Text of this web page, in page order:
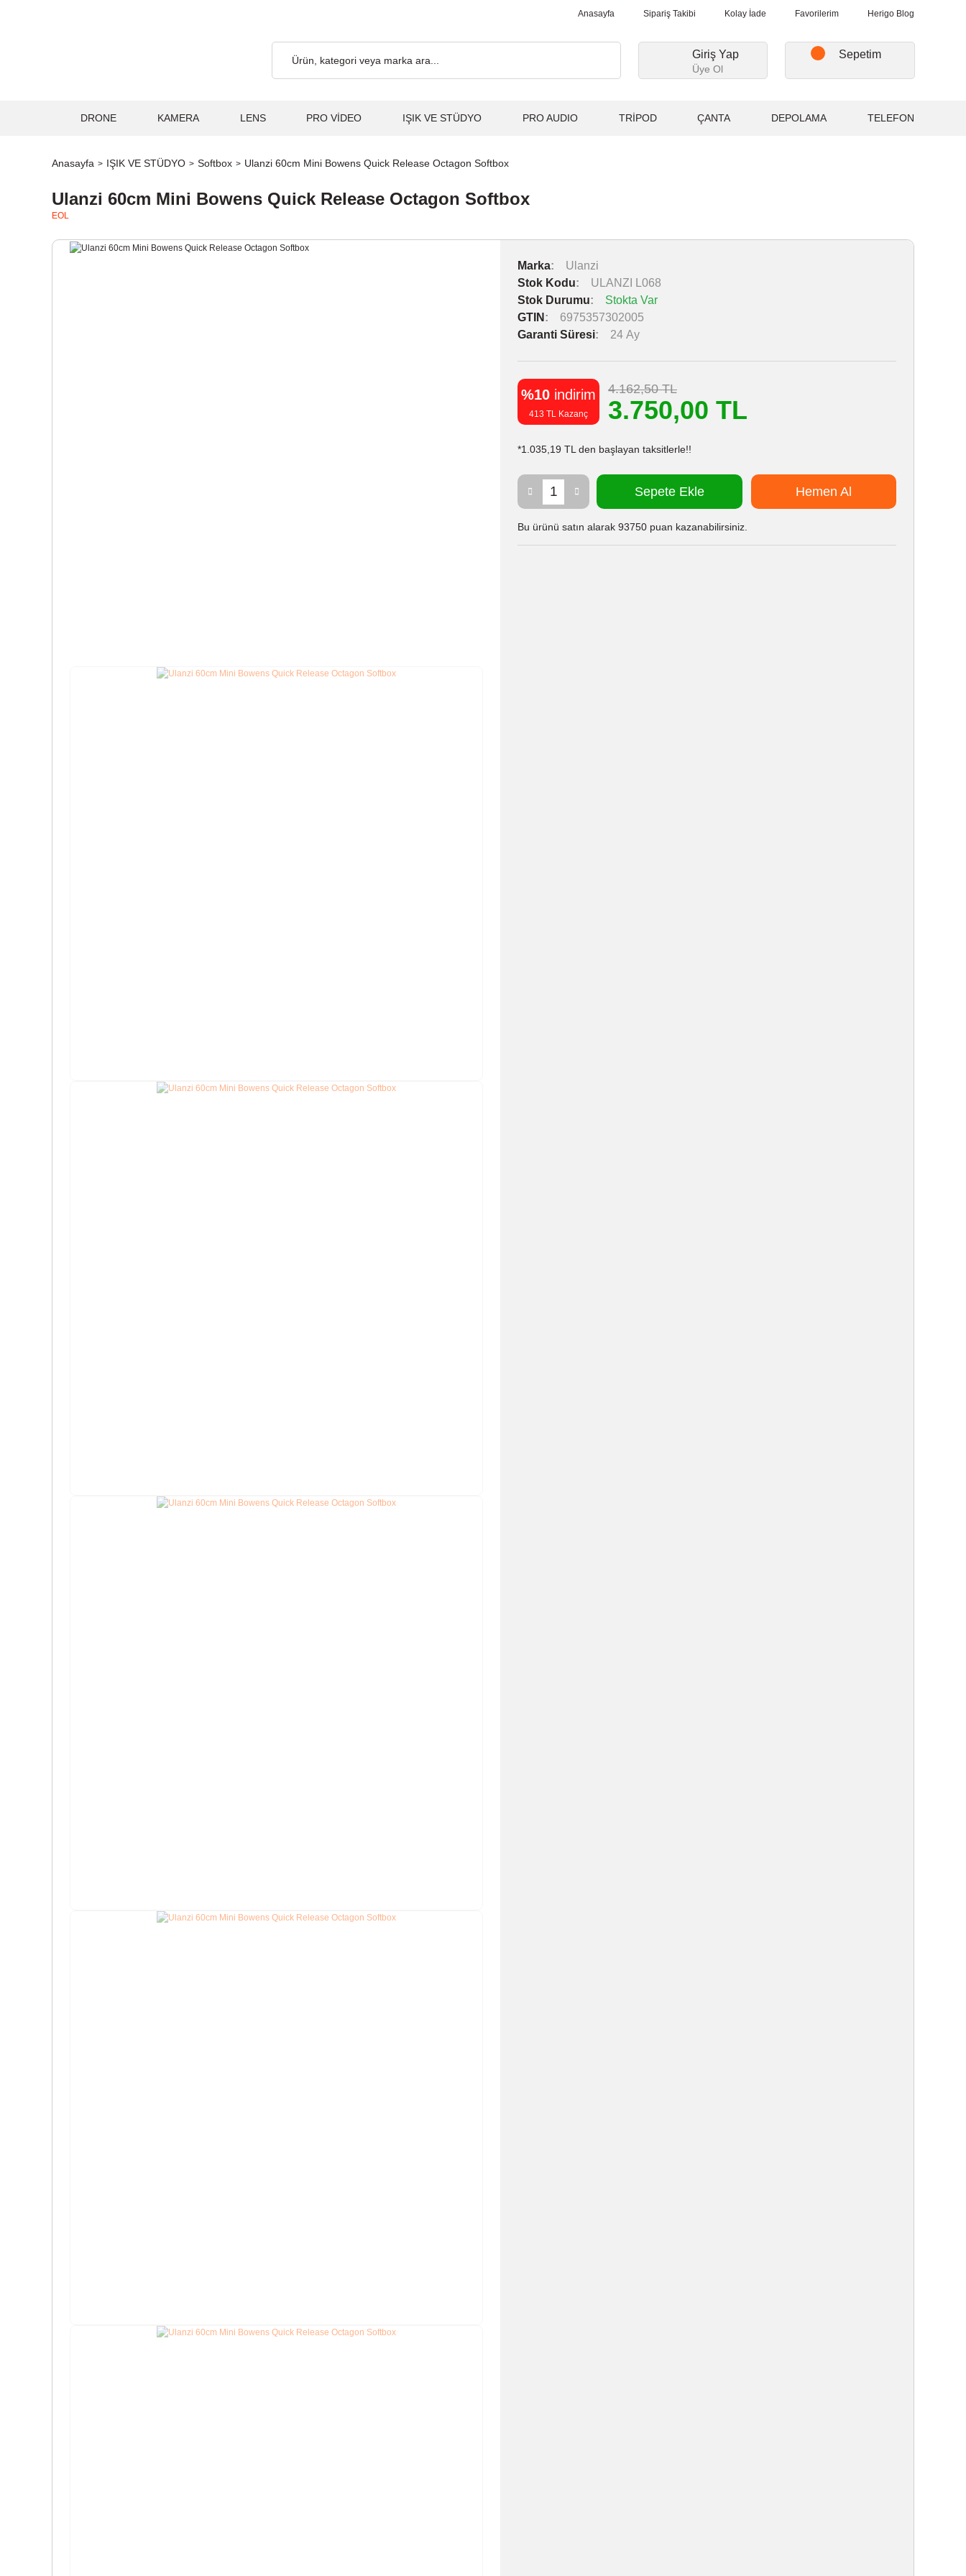
Anasayfa Sipariş Takibi Kolay İade Favorilerim Herigo Blog
Giriş Yap
Üye Ol
Sepetim
DRONE KAMERA LENS PRO VİDEO IŞIK VE STÜDYO PRO AUDIO TRİPOD ÇANTA DEPOLAMA TELEFON
Anasayfa IŞIK VE STÜDYO Softbox Ulanzi 60cm Mini Bowens Quick Release Octagon Softbox
Ulanzi 60cm Mini Bowens Quick Release Octagon Softbox
EOL
Marka
Ulanzi
Stok Kodu
ULANZI L068
Stok Durumu
Stokta Var
GTIN
6975357302005
Garanti Süresi
24 Ay
%10 indirim
413 TL Kazanç
4.162,50 TL
3.750,00 TL
*1.035,19 TL den başlayan taksitlerle!!
Sepete Ekle Hemen Al
Bu ürünü satın alarak 93750 puan kazanabilirsiniz.
Ücretsiz... 2.000₺ ve Üzeri Alışverişlerde, Kargo Ücretsiz... 2.000₺ ve Üzeri Alışverişlerde, Kargo Ücretsiz... 2.000₺ ve Üzeri Alışverişlerde, Kargo Ücretsiz...2.000₺ ve Üzeri